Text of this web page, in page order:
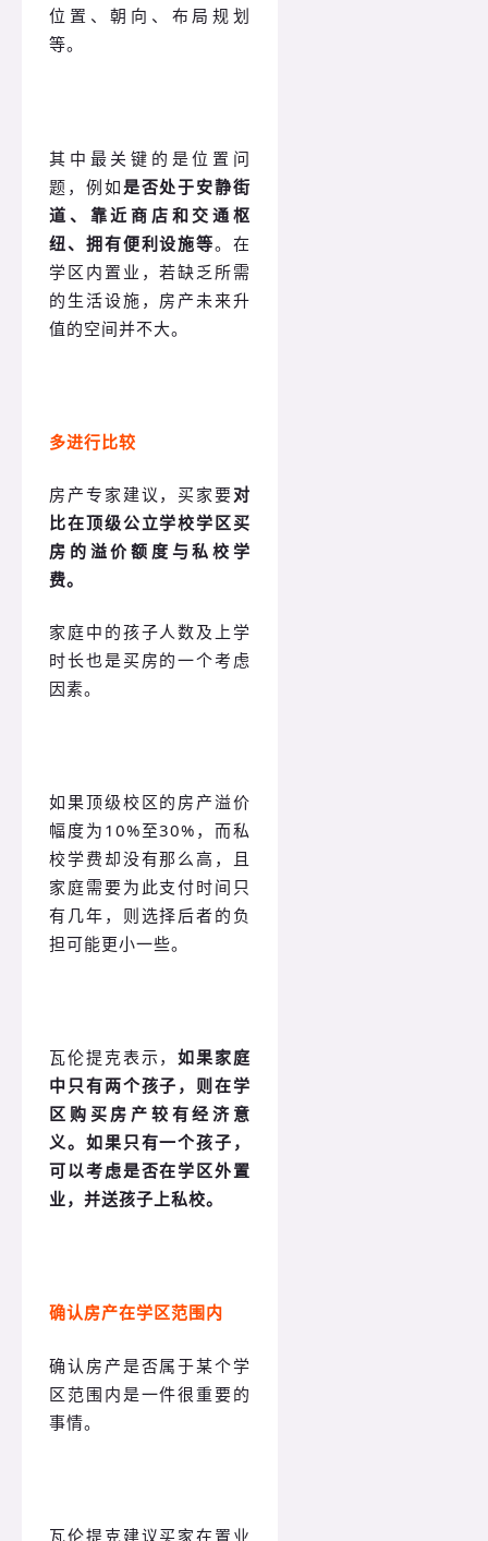
位置、朝向、布局规划
等。
其中最关键的是位置问
题，例如是否处于安静街
道、靠近商店和交通枢
纽、拥有便利设施等。在
学区内置业，若缺乏所需
的生活设施，房产未来升
值的空间并不大。
多进行比较
房产专家建议，买家要对
比在顶级公立学校学区买
房的溢价额度与私校学
费。
家庭中的孩子人数及上学
时长也是买房的一个考虑
因素。
如果顶级校区的房产溢价
幅度为10%至30%，而私
校学费却没有那么高，且
家庭需要为此支付时间只
有几年，则选择后者的负
担可能更小一些。
瓦伦提克表示，如果家庭
中只有两个孩子，则在学
区购买房产较有经济意
义。如果只有一个孩子，
可以考虑是否在学区外置
业，并送孩子上私校。
确认房产在学区范围内
确认房产是否属于某个学
区范围内是一件很重要的
事情。
瓦伦提克建议买家在置业